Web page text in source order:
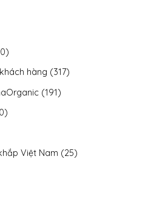
hàng (317)
(191)
Việt Nam (25)